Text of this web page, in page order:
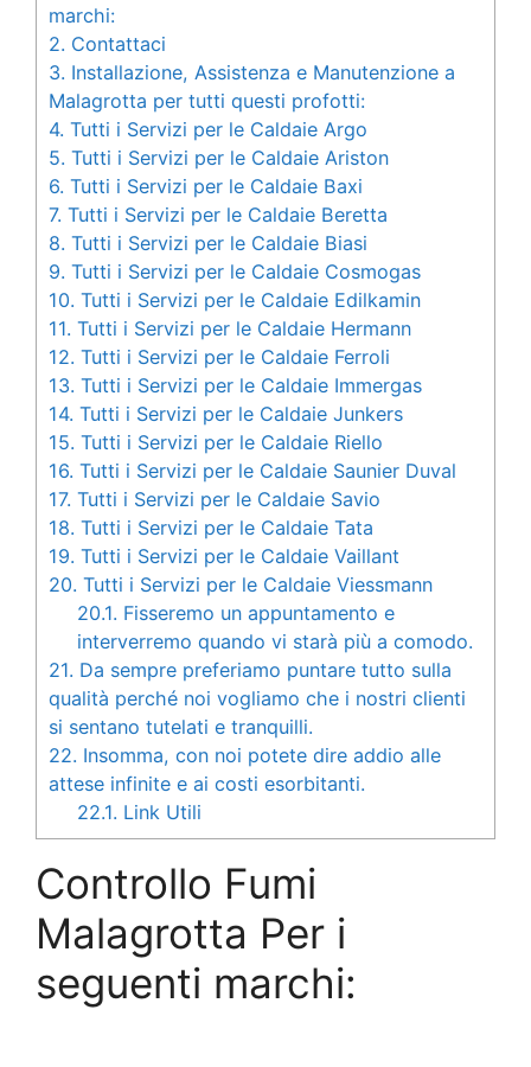
marchi:
2. Contattaci
3. Installazione, Assistenza e Manutenzione a
Malagrotta per tutti questi profotti:
4. Tutti i Servizi per le Caldaie Argo
5. Tutti i Servizi per le Caldaie Ariston
6. Tutti i Servizi per le Caldaie Baxi
7. Tutti i Servizi per le Caldaie Beretta
8. Tutti i Servizi per le Caldaie Biasi
9. Tutti i Servizi per le Caldaie Cosmogas
10. Tutti i Servizi per le Caldaie Edilkamin
11. Tutti i Servizi per le Caldaie Hermann
12. Tutti i Servizi per le Caldaie Ferroli
13. Tutti i Servizi per le Caldaie Immergas
14. Tutti i Servizi per le Caldaie Junkers
15. Tutti i Servizi per le Caldaie Riello
16. Tutti i Servizi per le Caldaie Saunier Duval
17. Tutti i Servizi per le Caldaie Savio
18. Tutti i Servizi per le Caldaie Tata
19. Tutti i Servizi per le Caldaie Vaillant
20. Tutti i Servizi per le Caldaie Viessmann
20.1. Fisseremo un appuntamento e
interverremo quando vi starà più a comodo.
21. Da sempre preferiamo puntare tutto sulla
qualità perché noi vogliamo che i nostri clienti
si sentano tutelati e tranquilli.
22. Insomma, con noi potete dire addio alle
attese infinite e ai costi esorbitanti.
22.1. Link Utili
Controllo Fumi
Malagrotta Per i
seguenti marchi: